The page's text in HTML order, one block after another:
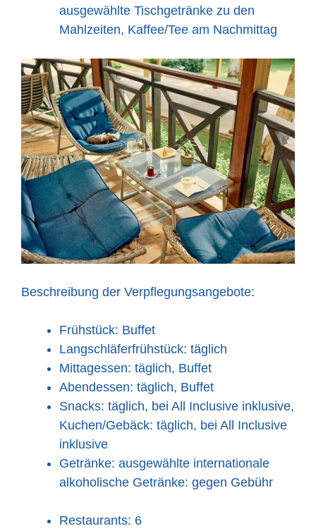
ausgewählte Tischgetränke zu den
Mahlzeiten, Kaffee/Tee am Nachmittag
Beschreibung der Verpflegungsangebote:
Frühstück: Buffet
Langschläferfrühstück: täglich
Mittagessen: täglich, Buffet
Abendessen: täglich, Buffet
Snacks: täglich, bei All Inclusive inklusive,
Kuchen/Gebäck: täglich, bei All Inclusive
inklusive
Getränke: ausgewählte internationale
alkoholische Getränke: gegen Gebühr
Restaurants: 6